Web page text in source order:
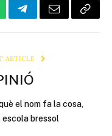
TelegramEmail Copy
ARTICLE
el nom fa la cosa,
escola bressol